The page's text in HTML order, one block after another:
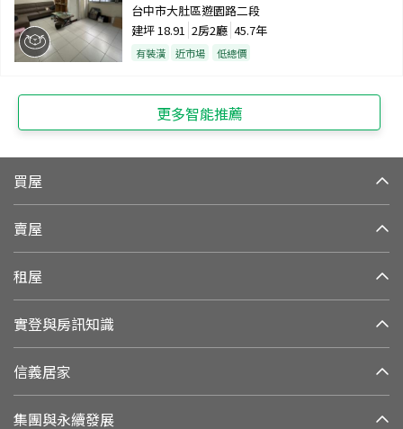
台中市大肚區遊園路二段
建坪 18.91 2房2廳 45.7年
有裝潢 近市場 低總價
更多智能推薦
買屋
賣屋
租屋
實登與房訊知識
信義居家
集團與永續發展